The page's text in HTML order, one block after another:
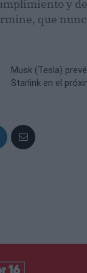
y
que
Musk (Tesla)
Starlink en el